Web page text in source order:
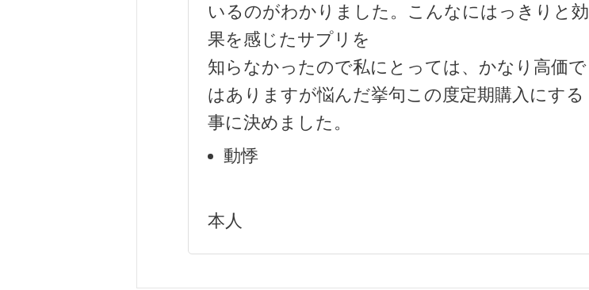
いるのがわかりました。こんなにはっきりと効
果を感じたサプリを
知らなかったので私にとっては、かなり高価で
はありますが悩んだ挙句この度定期購入にする
事に決めました。
動悸
本人